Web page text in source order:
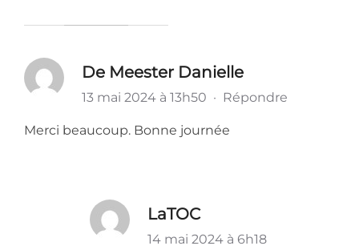
De Meester Danielle
13 mai 2024 à 13h50 · Répondre
Merci beaucoup. Bonne journée
LaTOC
14 mai 2024 à 6h18